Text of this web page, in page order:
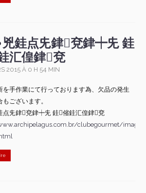
銈点兂銉兗銉┿兂 銈
汇偟銉兗
2015 À 0 H 54 MIN
を手作業にて行っております為、欠品の発生
もございます。
点兂銉兗銉┿兂 銈偗銈汇偟銉兗
clubegourmet/